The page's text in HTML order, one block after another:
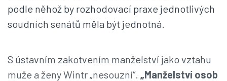
podle něhož by rozhodovací praxe jednotlivých
soudních senátů měla být jednotná.
S ústavním zakotvením manželství jako vztahu
muže a ženy Wintr „nesouzní“. „Manželství osob